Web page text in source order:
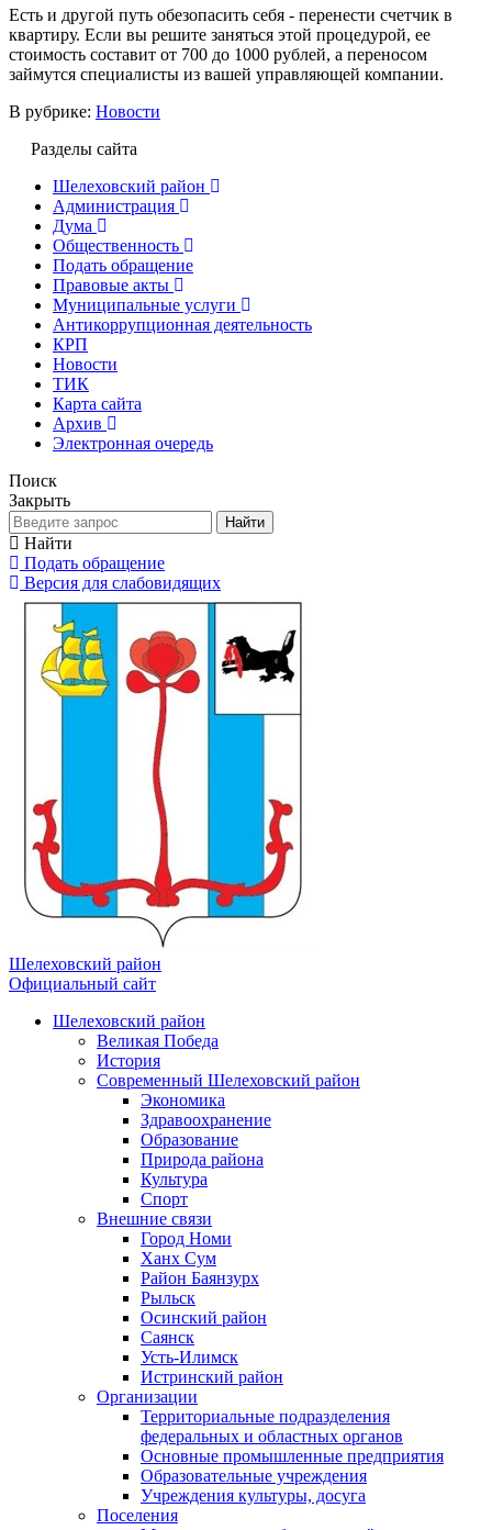
Есть и другой путь обезопасить себя - перенести счетчик в
квартиру. Если вы решите заняться этой процедурой, ее
стоимость составит от 700 до 1000 рублей, а переносом
займутся специалисты из вашей управляющей компании.
В рубрике: Новости
Разделы сайта
Шелеховский район
Администрация
Дума
Общественность
Подать обращение
Правовые акты
Муниципальные услуги
Антикоррупционная деятельность
КРП
Новости
ТИК
Карта сайта
Архив
Электронная очередь
Поиск
Закрыть
Найти
Найти
Подать обращение
Версия для слабовидящих
Шелеховский район
Официальный сайт
Шелеховский район
Великая Победа
История
Современный Шелеховский район
Экономика
Здравоохранение
Образование
Природа района
Культура
Спорт
Внешние связи
Город Номи
Ханх Сум
Район Баянзурх
Рыльск
Осинский район
Саянск
Усть-Илимск
Истринский район
Организации
Территориальные подразделения
федеральных и областных органов
Основные промышленные предприятия
Образовательные учреждения
Учреждения культуры, досуга
Поселения